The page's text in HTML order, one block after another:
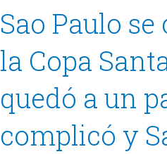
Sao Paulo
la Copa
quedó a un
complicó y